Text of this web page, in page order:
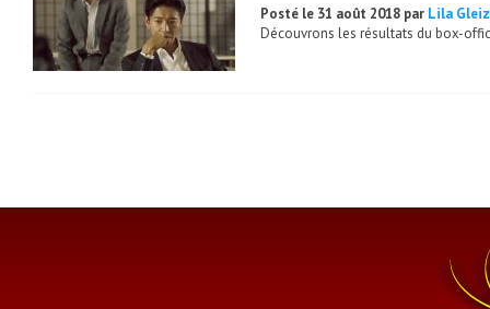
Posté le 31 août 2018 par Lila
Découvrons les résultats du box-